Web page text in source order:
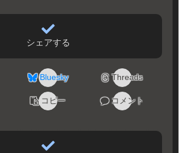
シェアする
Bluesky Threads
コピー コメント